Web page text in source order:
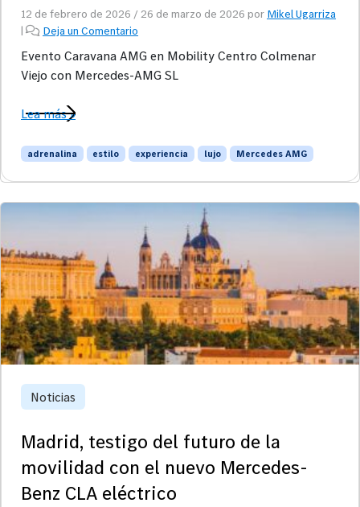
12 de febrero de 2026 / 26 de marzo de 2026 por Mikel Ugarriza
|
Deja un Comentario
Evento Caravana AMG en Mobility Centro Colmenar
Viejo con Mercedes-AMG SL
Lea más »
adrenalina estilo experiencia lujo Mercedes AMG
Noticias
Madrid, testigo del futuro de la
movilidad con el nuevo Mercedes-
Benz CLA eléctrico